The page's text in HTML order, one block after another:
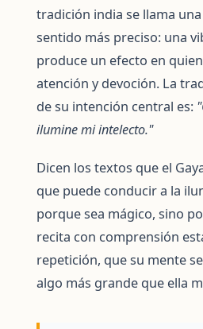
tradición india se llama una
sentido más preciso: una
produce un efecto en
atención y devoción. La
de su intención central es:
ilumine mi intelecto."
Dicen los textos que el
que puede conducir a la
porque sea mágico, sino
recita con comprensión
repetición, que su mente
algo más grande que ella